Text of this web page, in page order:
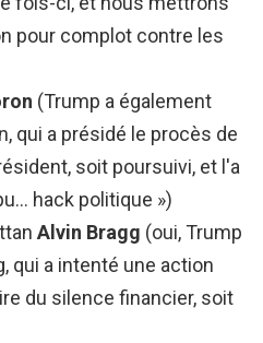
pour complot contre les
(Trump a également
qui a présidé le procès de
soit poursuivi, et l'a
hack politique »)
Alvin Bragg (oui, Trump
qui a intenté une action
du silence financier, soit